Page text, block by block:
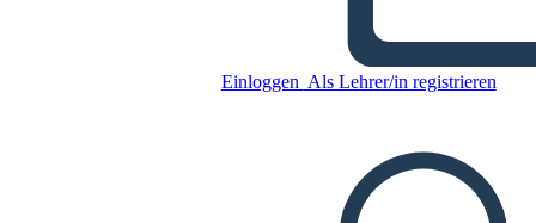
Einloggen Als Lehrer/in registrieren
Kopieren Sie dieses Storyboard
DIASHOW ABSPIELEN
LIES MIR VOR